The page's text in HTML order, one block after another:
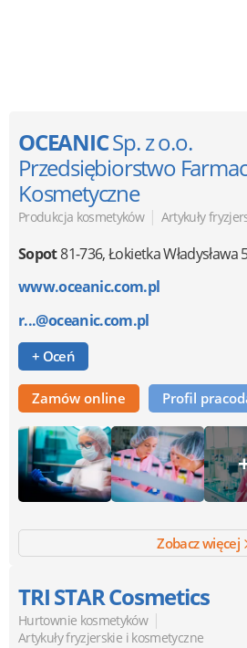
OCEANICSp. z o.o.
Przedsiębiorstwo
Kosmetyczne
Produkcja kosmetyków | Artykuły
Sopot81-736,Łokietka Władysława
www.oceanic.com.pl
r...@oceanic.com.pl
+ Oceń
Zamów online Profil
Zobacz więcej
TRI STAR Cosmetics
Hurtownie kosmetyków |
Artykuły fryzjerskie i kosmetyczne